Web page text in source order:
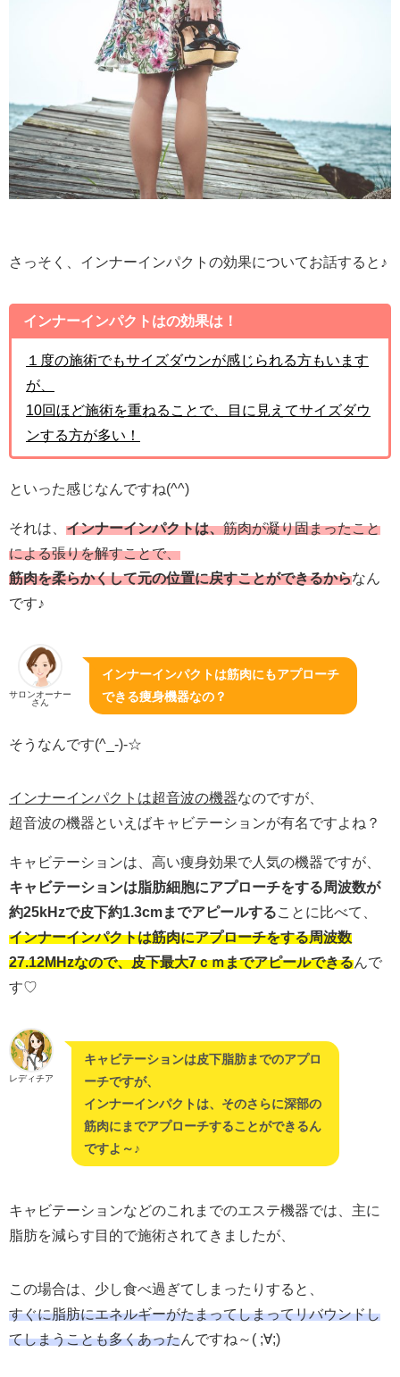
さっそく、インナーインパクトの効果についてお話すると♪
インナーインパクトはの効果は！
１度の施術でもサイズダウンが感じられる方もいます
が、
10回ほど施術を重ねることで、目に見えてサイズダウ
ンする方が多い！
といった感じなんですね(^^)
それは、 インナーインパクトは、筋肉が凝り固まったこと
による張りを解すことで、
筋肉を柔らかくして元の位置に戻すことができるからなん
です♪
サロンオーナー
さん
インナーインパクトは筋肉にもアプローチ
できる痩身機器なの？
そうなんです(^_-)-☆
インナーインパクトは超音波の機器なのですが、
超音波の機器といえばキャビテーションが有名ですよね？
キャビテーションは、高い痩身効果で人気の機器ですが、
キャビテーションは脂肪細胞にアプローチをする周波数が
約25kHzで皮下約1.3cmまでアピールすることに比べて、
インナーインパクトは筋肉にアプローチをする周波数
27.12MHzなので、皮下最大7ｃｍまでアピールできるんで
す♡
レディチア
キャビテーションは皮下脂肪までのアプロ
ーチですが、
インナーインパクトは、そのさらに深部の
筋肉にまでアプローチすることができるん
ですよ～♪
キャビテーションなどのこれまでのエステ機器では、主に
脂肪を減らす目的で施術されてきましたが、
この場合は、少し食べ過ぎてしまったりすると、
すぐに脂肪にエネルギーがたまってしまってリバウンドし
てしまうことも多くあったんですね～( ;∀;)